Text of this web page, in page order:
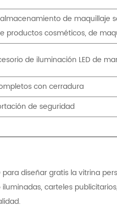
de maquillaje
productos cosméticos, de
de iluminación LED de
con cerradura
de seguridad
diseñar gratis la vitrina
carteles